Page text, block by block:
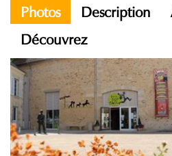
Photos Description
Découvrez